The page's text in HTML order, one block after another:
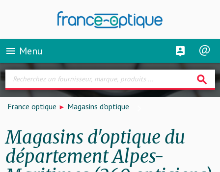
menu Menu
search
France optique Magasins d'optique
Magasins d'optique du
département Alpes-